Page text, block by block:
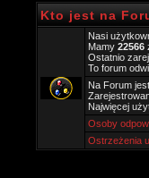
Kto jest na
Nasi
Mamy 22566
Ostatnio
To forum
Na Forum jest
Najwięcej
Osoby
Ostrzeżenia